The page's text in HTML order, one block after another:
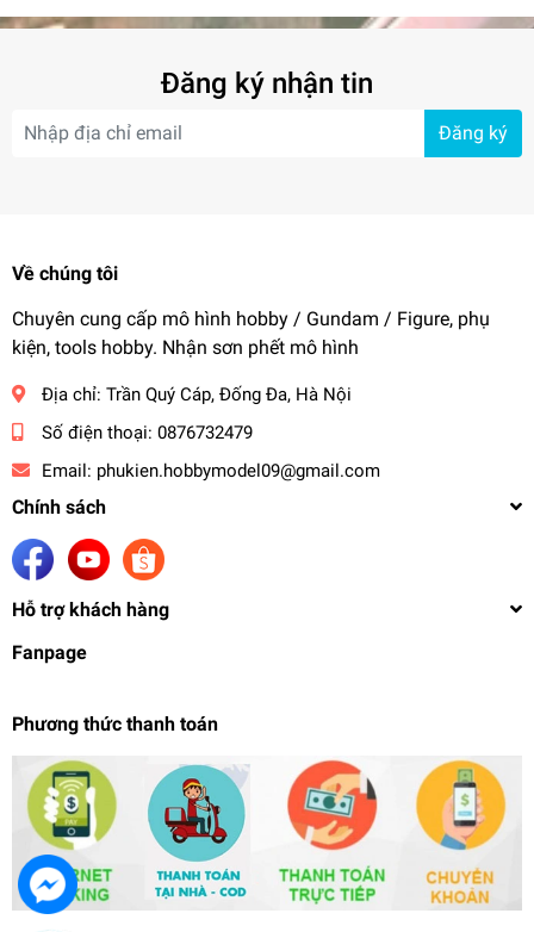
Đăng ký nhận tin
Đăng ký
Về chúng tôi
Chuyên cung cấp mô hình hobby / Gundam / Figure, phụ
kiện, tools hobby. Nhận sơn phết mô hình
Địa chỉ: Trần Quý Cáp, Đống Đa, Hà Nội
Số điện thoại: 0876732479
Email: phukien.hobbymodel09@gmail.com
Chính sách
Hỗ trợ khách hàng
Fanpage
Phương thức thanh toán
Bút sơn mô hình hd180 180K 183K Pen Airbrush